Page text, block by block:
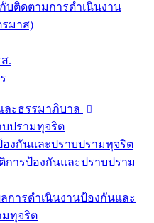
บติดตามการดำเนินงาน
รมาส)
.
ะธรรมาภิบาล
ปรามทุจริต
องกันและปราบปรามทุจริต
การป้องกันและปราบปราม
การดำเนินงานป้องกันและ
มทุจริต